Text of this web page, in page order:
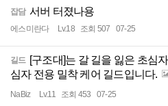
잡담 서버 터졌나용
에스미란다 Lv.18 조회 507 07-25
길드 [구조대]는 갈 길을 잃은 초심
심자 전용 밀착 케어 길드입니다.
NaBiz Lv.11 조회 453 07-25